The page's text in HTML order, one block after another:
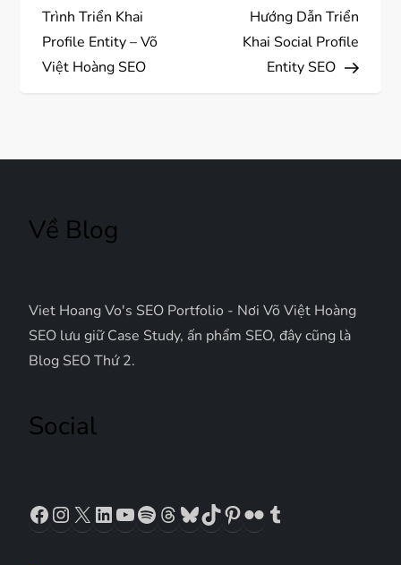
i
ề
ớ
g
b
i
i
Trình Triển Khai
Profile Entity – Võ
Việt Hoàng SEO
Hướng Dẫn Triển
Khai Social Profile
Entity SEO
Về Blog
Viet Hoang Vo's SEO Portfolio - Nơi Võ Việt Hoàng
SEO lưu giữ Case Study, ấn phẩm SEO, đây cũng là
Blog SEO Thứ 2.
Social
Facebook
Instagram
X LinkedIn
YouTube
Spotify
Threads
Bluesky
TikTok
Pinterest
Flickr